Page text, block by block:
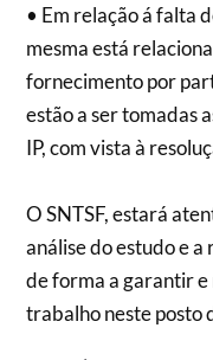
• Em relação á falta
mesma está
fornecimento por
estão a ser tomadas
IP, com vista à
O SNTSF, estará
análise do estudo e
de forma a garantir
trabalho neste posto